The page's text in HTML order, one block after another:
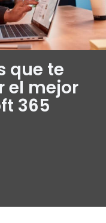
que te
el mejor
365